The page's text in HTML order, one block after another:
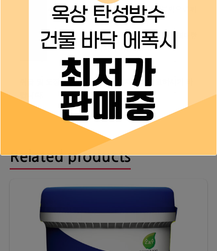
* 타일면에 튀어나온 코팅제는 스펀지블럭으로 깨
끗하게 긁어냅니다.
이 때 스펀지블럭은 세우지 마시고, 바닥에 최대한
밀착시켜 시공하세요.
취급 및 도장 시 주의사항은 기술자료를 참고하시기 바
Related products